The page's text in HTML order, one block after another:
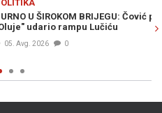
pred samo obilježavanje